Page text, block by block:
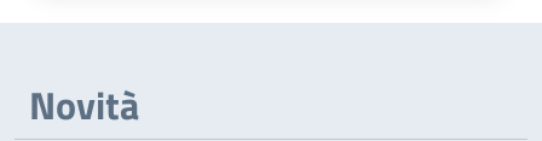
Novità